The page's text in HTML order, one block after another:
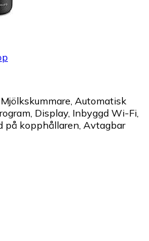
Automatisk
Display, Inbyggd Wi-Fi,
på kopphållaren, Avtagbar